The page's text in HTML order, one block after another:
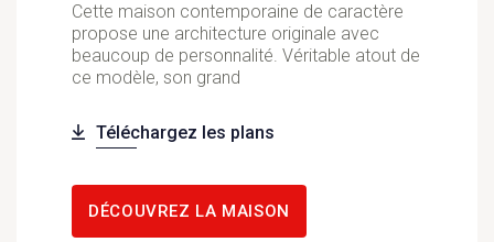
Cette maison contemporaine de caractère
propose une architecture originale avec
beaucoup de personnalité. Véritable atout de
ce modèle, son grand
Téléchargez les plans
DÉCOUVREZ LA MAISON